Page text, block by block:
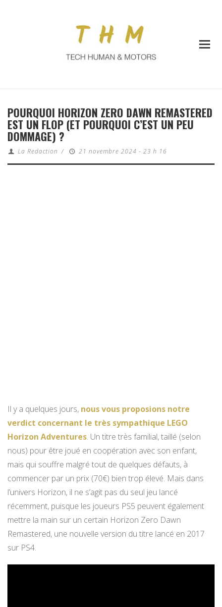
POURQUOI HORIZON ZERO DAWN REMASTERED
EST UN FLOP (ET POURQUOI C’EST UN PEU
DOMMAGE) ?
La Redaction / 21 novembre 2024 - 23 h 16
Il y a quelques jours, nous vous proposions notre
verdict concernant le très sympathique LEGO
Horizon Adventures. Un titre très familial, taillé (selon
nous) pour être joué en coopération avec son enfant,
mais qui souffre malgré tout de quelques défauts, à
commencer par un prix (70€) bien trop élevé. Mais dans
l’univers Horizon, il ne s’agit pas du seul jeu lancé
récemment, puisque les joueurs PS5 peuvent également
mettre la main sur un certain Horizon Zero Dawn
Remastered, une nouvelle version du titre lancé en 2017
sur PS4.